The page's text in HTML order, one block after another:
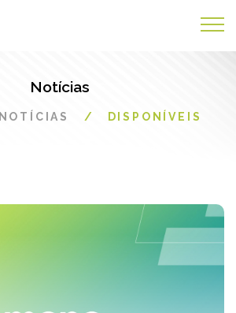
Notícias
NOTÍCIAS DISPONÍVEIS